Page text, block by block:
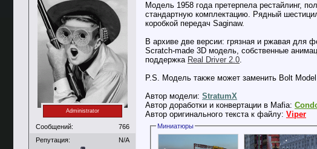
Administrator
Сообщений:
766
Репутация:
N/A
Модель 1958 года претерпела рестайлинг,
стандартную комплектацию. Рядный
коробкой передач Saginaw.
В архиве две версии: грязная и ржавая для
Scratch-made 3D модель, собственные
поддержка Real Driver 2.0.
P.S. Модель также может заменить Bolt
Автор модели: StratumX
Автор доработки и конвертации в Mafia:
Автор оригинального текста к файлу: Viper
Миниатюры